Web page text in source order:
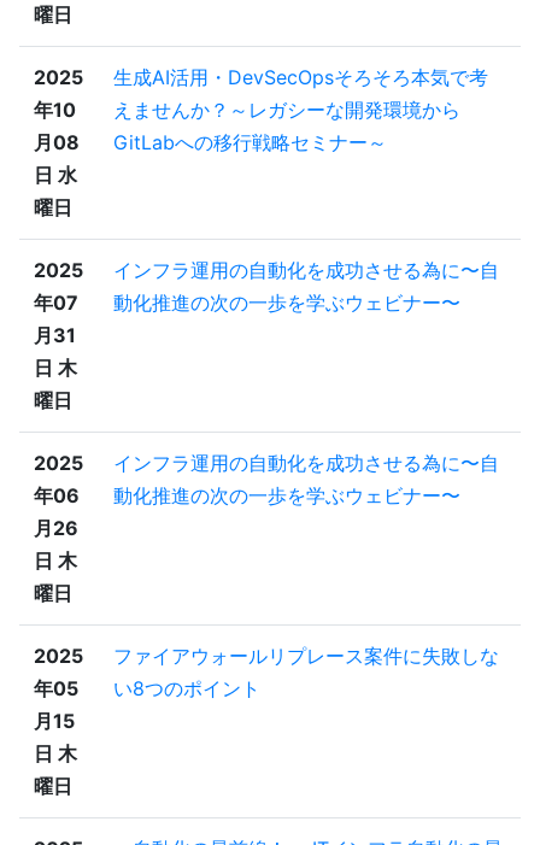
曜日
2025
年10
月08
日 水
曜日
生成AI活用・DevSecOpsそろそろ本気で考
えませんか？～レガシーな開発環境から
GitLabへの移行戦略セミナー～
2025
年07
月31
日 木
曜日
インフラ運用の自動化を成功させる為に〜自
動化推進の次の一歩を学ぶウェビナー〜
2025
年06
月26
日 木
曜日
インフラ運用の自動化を成功させる為に〜自
動化推進の次の一歩を学ぶウェビナー〜
2025
年05
月15
日 木
曜日
ファイアウォールリプレース案件に失敗しな
い8つのポイント